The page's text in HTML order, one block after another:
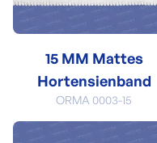
15 MM Mattes
Hortensienband
ORMA 0003-15